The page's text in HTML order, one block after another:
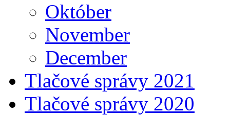
Október
November
December
Tlačové správy 2021
Tlačové správy 2020